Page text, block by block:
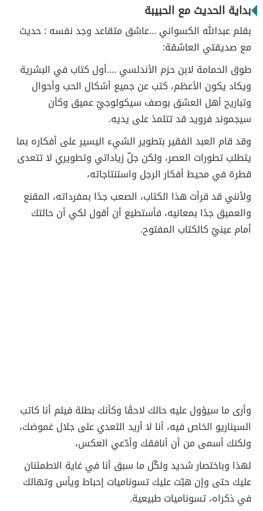
بداية الحديث مع الحبيبة
بقلم عبدالله الكسواني ...عاشق متقاعد وجد نفسه : حديث
مع صديقتي العاشقة:
طوق الحمامة لابن حزم الأندلسي ....أول كتاب في البشرية
ويكاد يكون الأعظم، كتب عن جميع أشكال الحب وأحوال
وتباريح أهل العشق بوصف سيكولوجيّ عميق وكأن
سيجموند فرويد قد تتلمذ على يديه.
وقد قام العبد الفقير بتطوير الشيء اليسير على أفكاره بما
يتطلب تطورات العصر، ولكن جلّ زياداتي وتطويري لا تتعدى
قطرة في محيط أفكار الرجل واستنتاجاته،
ولأنني قد قرأت هذا الكتاب، الصعب جدًا بمفرداته، المقنع
والعميق جدًا بمعانيه، فأستطيع أن أقول لكي أن حالتك
أمام عينيّ كالكتاب المفتوح.
وأرى ما سيؤول عليه حالك لاحقًا وكأنك بطلة فيلم أنا كاتب
السيناريو الخاص فيه، أنا لا أريد التعدي على جلال غموضك،
ولكنك أسمى من أن أنافقك وأدّعي العكس،
لهذا وباختصار شديد ولكّل ما سبق أنا في غاية الاطمئنان
عليك حتى وإن هبّت عليك تسوناميات إحباط ويأس وتهالك
في ذكراه، تسوناميات طبيعية.